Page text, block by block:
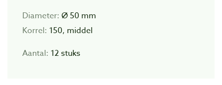
Diameter: Ø 50 mm
Korrel: 150, middel
Aantal: 12 stuks